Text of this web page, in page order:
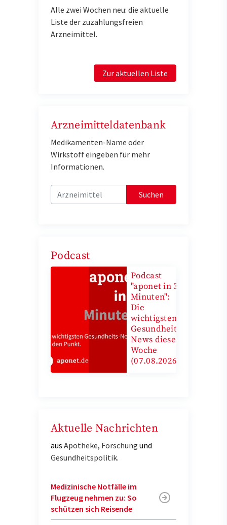
Alle zwei Wochen neu: die aktuelle
Liste der zuzahlungsfreien
Arzneimittel.
Zur aktuellen Liste
Arzneimitteldatenbank
Medikamenten-Name oder
Wirkstoff eingeben für mehr
Informationen.
Suchen
Podcast
Podcast
"aponet in 3
Minuten":
Die
wichtigsten
Gesundheits-
News diese
Woche
(07.08.2026)
Aktuelle Nachrichten
aus Apotheke, Forschung und
Gesundheitspolitik.
Medizinische Notfälle im
Flugzeug nehmen zu: So
schützen sich Reisende